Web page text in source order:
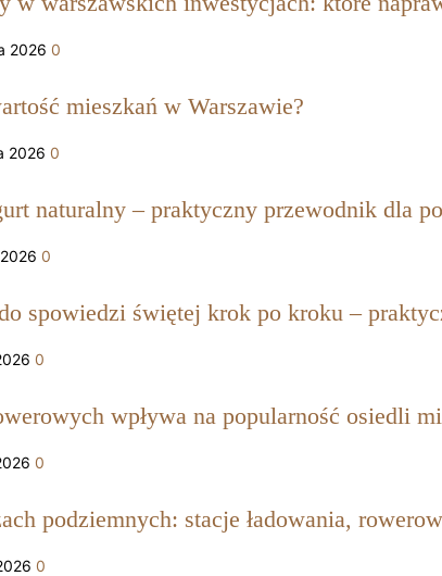
2026 0
mieszkań w Warszawie?
2026 0
naturalny – praktyczny przewodnik dla
0
spowiedzi świętej krok po kroku –
0
wpływa na popularność osiedli
0
podziemnych: stacje ładowania,
0